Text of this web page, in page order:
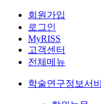
회원가입
로그인
MyRISS
고객센터
전체메뉴
학술연구정보서